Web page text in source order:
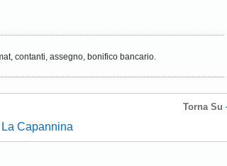
contanti, assegno, bonifico bancario.
Torna Su
Capannina